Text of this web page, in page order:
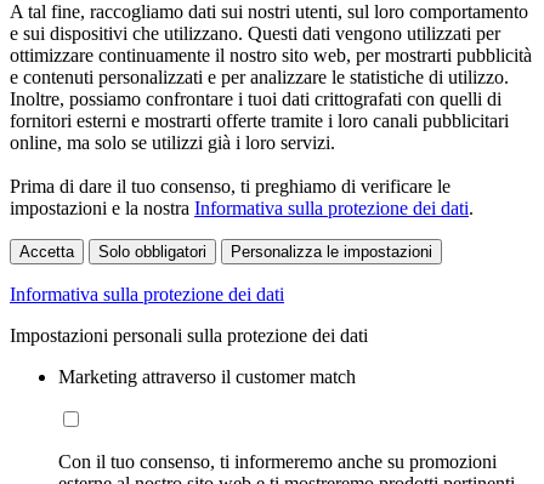
A tal fine, raccogliamo dati sui nostri utenti, sul loro comportamento
e sui dispositivi che utilizzano. Questi dati vengono utilizzati per
ottimizzare continuamente il nostro sito web, per mostrarti pubblicità
e contenuti personalizzati e per analizzare le statistiche di utilizzo.
Inoltre, possiamo confrontare i tuoi dati crittografati con quelli di
fornitori esterni e mostrarti offerte tramite i loro canali pubblicitari
online, ma solo se utilizzi già i loro servizi.
Prima di dare il tuo consenso, ti preghiamo di verificare le
impostazioni e la nostra Informativa sulla protezione dei dati.
Accetta Solo obbligatori Personalizza le impostazioni
Informativa sulla protezione dei dati
Impostazioni personali sulla protezione dei dati
Marketing attraverso il customer match
Con il tuo consenso, ti informeremo anche su promozioni